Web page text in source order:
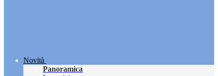
Novità
Panoramica